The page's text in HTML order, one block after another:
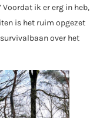
Voordat ik er erg in heb,
is het ruim opgezet
over het